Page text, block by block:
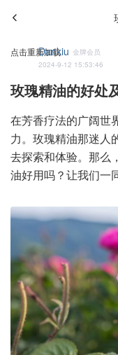
点击重新加载
Dankiu 金牌会员
2024-9-12 15:53:46
玫瑰精油的好处
在芳香疗法的广阔世
力。玫瑰精油那迷人
去探索和体验。那么
油好用吗？让我们一